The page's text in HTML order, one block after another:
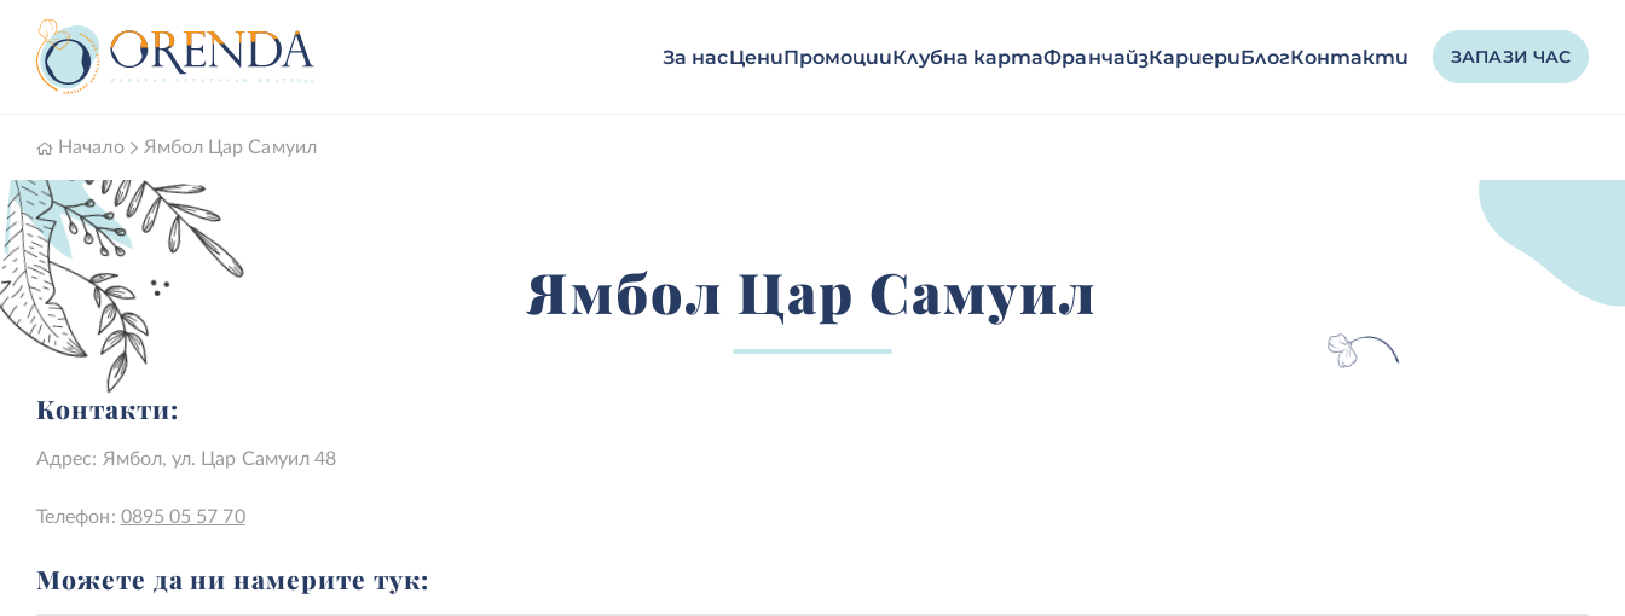
Main
Content
За насЦениПромоцииКлубна картаФранчайзКариериБлогКонтакти ЗАПАЗИ ЧАС
Начало Ямбол Цар Самуил
Ямбол Цар Самуил
Контакти:
Адрес: Ямбол, ул. Цар Самуил 48
Телефон: 0895 05 57 70
Можете да ни намерите тук: